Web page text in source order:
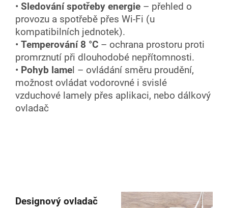
• Sledování spotřeby energie – přehled o
provozu a spotřebě přes Wi-Fi (u
kompatibilních jednotek).
• Temperování 8 °C – ochrana prostoru proti
promrznutí při dlouhodobé nepřítomnosti.
• Pohyb lame l – ovládání směru proudění,
možnost ovládat vodorovné i svislé
vzduchové lamely přes aplikaci, nebo dálkový
ovladač
Designový ovladač